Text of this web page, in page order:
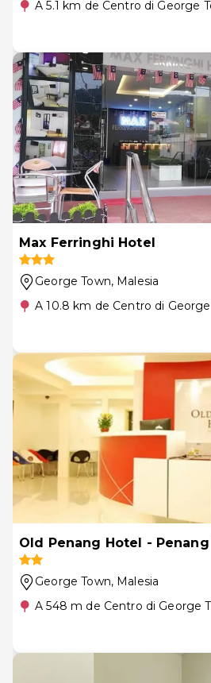
A 5.1 km de Centro di George
Max Ferringhi Hotel
George Town, Malesia
A 10.8 km de Centro di
Old Penang Hotel -
George Town, Malesia
A 548 m de Centro di George